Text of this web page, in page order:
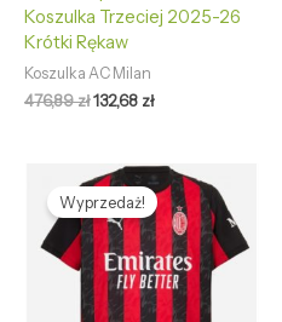
Koszulka Trzeciej 2025-26
Krótki Rękaw
Koszulka AC Milan
476,89zł132,68 zł
Wyprzedaż!
Pierwotna
cena
wynosiła:
476,89 zł.
Aktualna
cena
wynosi:
132,68 zł.